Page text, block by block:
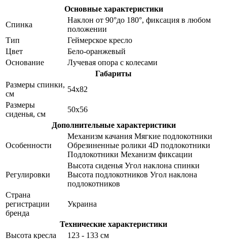
Основные характеристики
Спинка
Наклон от 90°до 180°, фиксация в любом
положении
Тип
Геймерское кресло
Цвет
Бело-оранжевый
Основание
Лучевая опора с колесами
Габариты
Размеры спинки,
см
54x82
Размеры
сиденья, см
50x56
Дополнительные характеристики
Особенности
Механизм качания Мягкие подлокотники
Обрезиненные ролики 4D подлокотники
Подлокотники Механизм фиксации
Регулировки
Высота сиденья Угол наклона спинки
Высота подлокотников Угол наклона
подлокотников
Страна
регистрации
бренда
Украина
Технические характеристики
Высота кресла
123 - 133 см